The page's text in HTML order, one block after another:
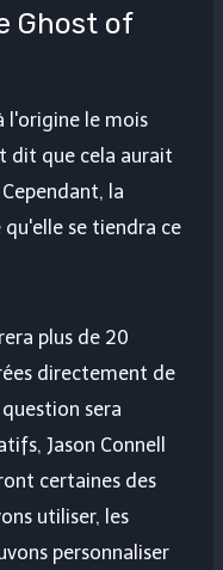
Ghost of
l'origine le mois
dit que cela aurait
la
se tiendra ce
plus de 20
directement de
sera
Jason Connell
certaines des
utiliser, les
personnaliser